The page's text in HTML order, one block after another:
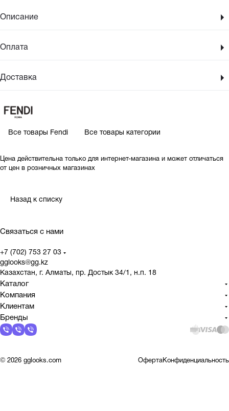
Описание
Оплата
Доставка
Все товары Fendi Все товары категории
Цена действительна только для интернет-магазина и может отличаться
от цен в розничных магазинах
Назад к списку
Связаться с нами
+7 (702) 753 27 03
gglooks@gg.kz
Казахстан, г. Алматы, пр. Достык 34/1, н.п. 18
Каталог
Компания
Клиентам
Бренды
© 2026 gglooks.com ОфертаКонфиденциальность